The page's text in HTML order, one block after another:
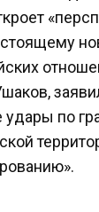
удары по